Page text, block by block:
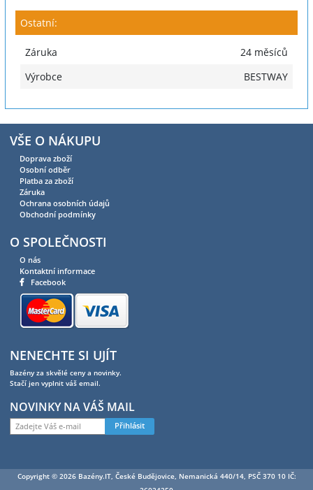
Ostatní:
Záruka
24 měsíců
Výrobce
BESTWAY
VŠE O NÁKUPU
Doprava zboží
Osobní odběr
Platba za zboží
Záruka
Ochrana osobních údajů
Obchodní podmínky
O SPOLEČNOSTI
O nás
Kontaktní informace
Facebook
NENECHTE SI UJÍT
Bazény za skvělé ceny a novinky.
Stačí jen vyplnit váš email.
NOVINKY NA VÁŠ MAIL
Přihlásit
Copyright © 2026 Bazény.IT, České Budějovice, Nemanická 440/14, PSČ 370 10 IČ: